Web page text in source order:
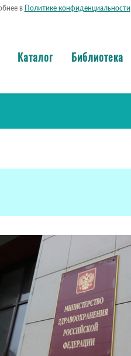
в Политике конфиденциальности
Каталог Библиотека